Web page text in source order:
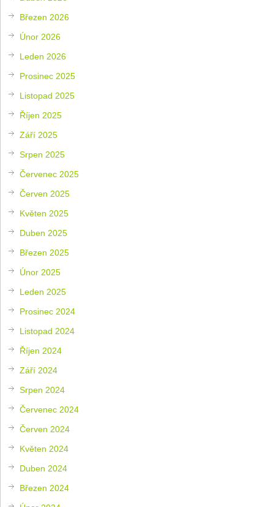
Březen 2026
Únor 2026
Leden 2026
Prosinec 2025
Listopad 2025
Říjen 2025
Září 2025
Srpen 2025
Červenec 2025
Červen 2025
Květen 2025
Duben 2025
Březen 2025
Únor 2025
Leden 2025
Prosinec 2024
Listopad 2024
Říjen 2024
Září 2024
Srpen 2024
Červenec 2024
Červen 2024
Květen 2024
Duben 2024
Březen 2024